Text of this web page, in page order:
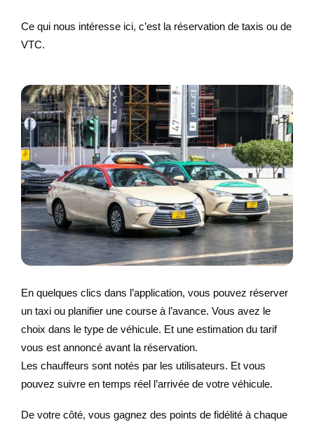
Ce qui nous intéresse ici, c’est la réservation de taxis ou de
VTC.
En quelques clics dans l’application, vous pouvez réserver
un taxi ou planifier une course à l’avance. Vous avez le
choix dans le type de véhicule. Et une estimation du tarif
vous est annoncé avant la réservation.
Les chauffeurs sont notés par les utilisateurs. Et vous
pouvez suivre en temps réel l’arrivée de votre véhicule.
De votre côté, vous gagnez des points de fidélité à chaque